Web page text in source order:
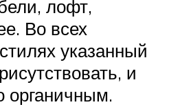
лофт,
Во всех
указанный
и
органичным.